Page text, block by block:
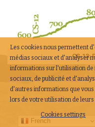
CS-13:
French
Les cookies nous permettent
médias sociaux et d'analyser
informations sur l'utilisation de
sociaux, de publicité et
d'autres informations que
lors de votre utilisation de
Cookies settings